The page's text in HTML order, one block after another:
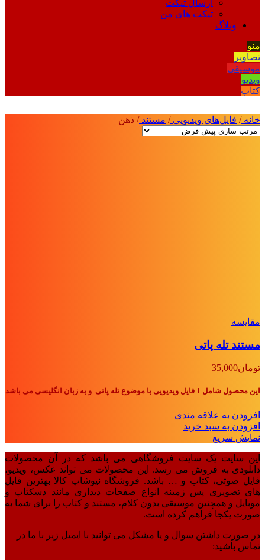
ارسال تیکت
تیکت های من
وبلاگ
منو
تصاویر
موسیقی
ویدیو
کتاب
خانه/ فایل‌های ویدیویی/ مستند/ ذهن
مقايسه
مستند تله پاتی
تومان35,000
این محصول شامل 1 فایل ویدیویی با موضوع تله پاتی و به زبان انگلیسی می باشد
افزودن به علاقه مندی
افزودن به سبد خرید
نمایش سریع
این سایت یک سایت فروشگاهی می باشد که در آن محصولات
دانلودی به فروش می رسد. این محصولات می تواند عکس، ویدیو،
فایل صوتی، کتاب و … باشد. فروشگاه نیوشاپ کالا بهترین فایل
های تصویری پس زمینه انواع صفحات دیداری مانند دسکتاپ و
موبایل و همچنین موسیقی بدون کلام، مستند و کتاب را برای شما به
صورت یکجا فراهم کرده است.
در صورت داشتن سوال و یا مشکل می توانید با ایمیل زیر با ما در
تماس باشید: